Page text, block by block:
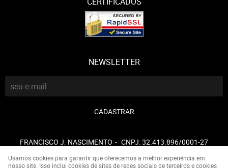
NEWSLETTER
CADASTRAR
FRANCISCO J. NASCIMENTO CNPJ: 32.413.896/0001-27
Usamos cookies para garantir que oferecemos a melhor experiência em
nosso site. Isso inclui cookies de sites de redes sociais de terceiros e cookies